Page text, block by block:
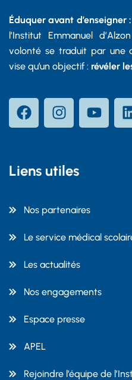
Éduquer avant d’enseigner :
l’Institut Emmanuel
volonté se traduit par une
vise qu’un objectif : révéler
Liens utiles
Nos partenaires
Le service médical
Les actualités
Nos engagements
Espace presse
APEL
Rejoindre l’équipe de